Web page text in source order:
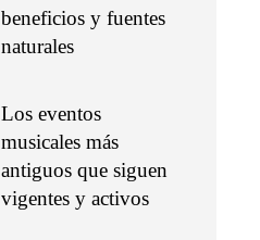
beneficios y fuentes
naturales
Los eventos
musicales más
antiguos que siguen
vigentes y activos